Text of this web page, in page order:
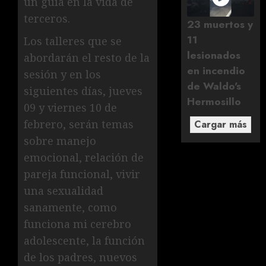
terceros.
Los talleres que se
abordarán el resto de la
sesión y en los
siguientes días, jueves
09 y viernes 10 de
febrero, serán temas
sobre manejo
emocional, relación de
pareja funcional, vivir
una sexualidad
sanamente, como
funciona mi cerebro
adolescente, la función
de los padres, nuevos
23 muertos y
11
lesionados
en incendio
de Waldo's
Hermosillo
Cargar más